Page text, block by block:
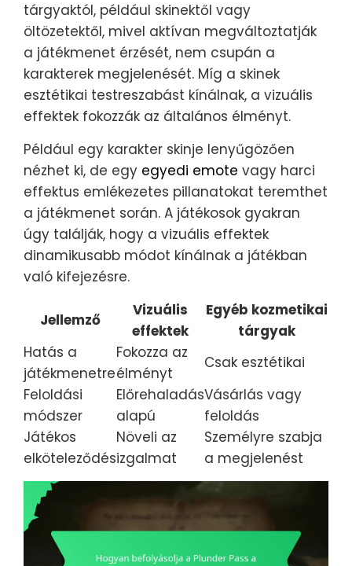
tárgyaktól, például skinektől vagy
öltözetektől, mivel aktívan megváltoztatják
a játékmenet érzését, nem csupán a
karakterek megjelenését. Míg a skinek
esztétikai testreszabást kínálnak, a vizuális
effektek fokozzák az általános élményt.
Például egy karakter skinje lenyűgözően
nézhet ki, de egy egyedi emote vagy harci
effektus emlékezetes pillanatokat teremthet
a játékmenet során. A játékosok gyakran
úgy találják, hogy a vizuális effektek
dinamikusabb módot kínálnak a játékban
való kifejezésre.
Jellemző
Vizuális
effektek
Egyéb kozmetikai
tárgyak
Hatás a
játékmenetre
Fokozza az
élményt
Csak esztétikai
Feloldási
módszer
Előrehaladás
alapú
Vásárlás vagy
feloldás
Játékos
elköteleződés
Növeli az
izgalmat
Személyre szabja
a megjelenést